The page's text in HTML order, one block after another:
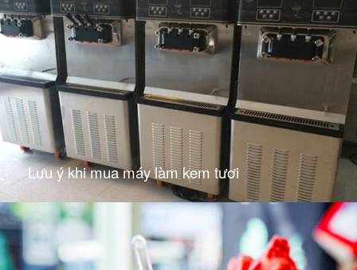
Lưu ý khi mua máy làm kem tươi